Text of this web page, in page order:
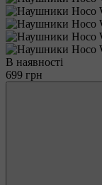
В наявності
699 грн